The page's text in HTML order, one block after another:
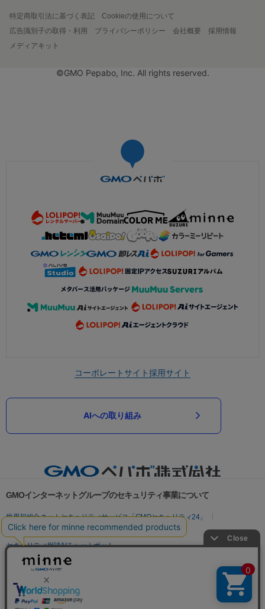
特定商取引法に基づく表記
Cookieの使用について
広告識別子の取得・利用
プライバシーポリシー 会社概要
採用情報
メディアキット
©GMO Pepabo, Inc. All rights reserved.
コーポレートサイト採用サイト
AIへの取り組み
GMOインターネットグループのセキュリティ事業について
世界初総合ネットセキュリティサービス「GMOセキュリティ24」
パスワード漏洩診断
Webサイトリスク診断
セキュリティ相談AIチャットボット
実在証明・盗聴対策
サイバー攻撃対策（GMO Flatt Security）
セキュリティ事業の軌跡